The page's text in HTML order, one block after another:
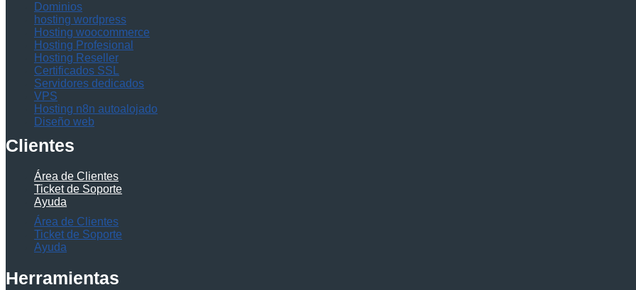
Dominios
hosting wordpress
Hosting woocommerce
Hosting Profesional
Hosting Reseller
Certificados SSL
Servidores dedicados
VPS
Hosting n8n autoalojado
Diseño web
Clientes
Área de Clientes
Ticket de Soporte
Ayuda
Área de Clientes
Ticket de Soporte
Ayuda
Herramientas